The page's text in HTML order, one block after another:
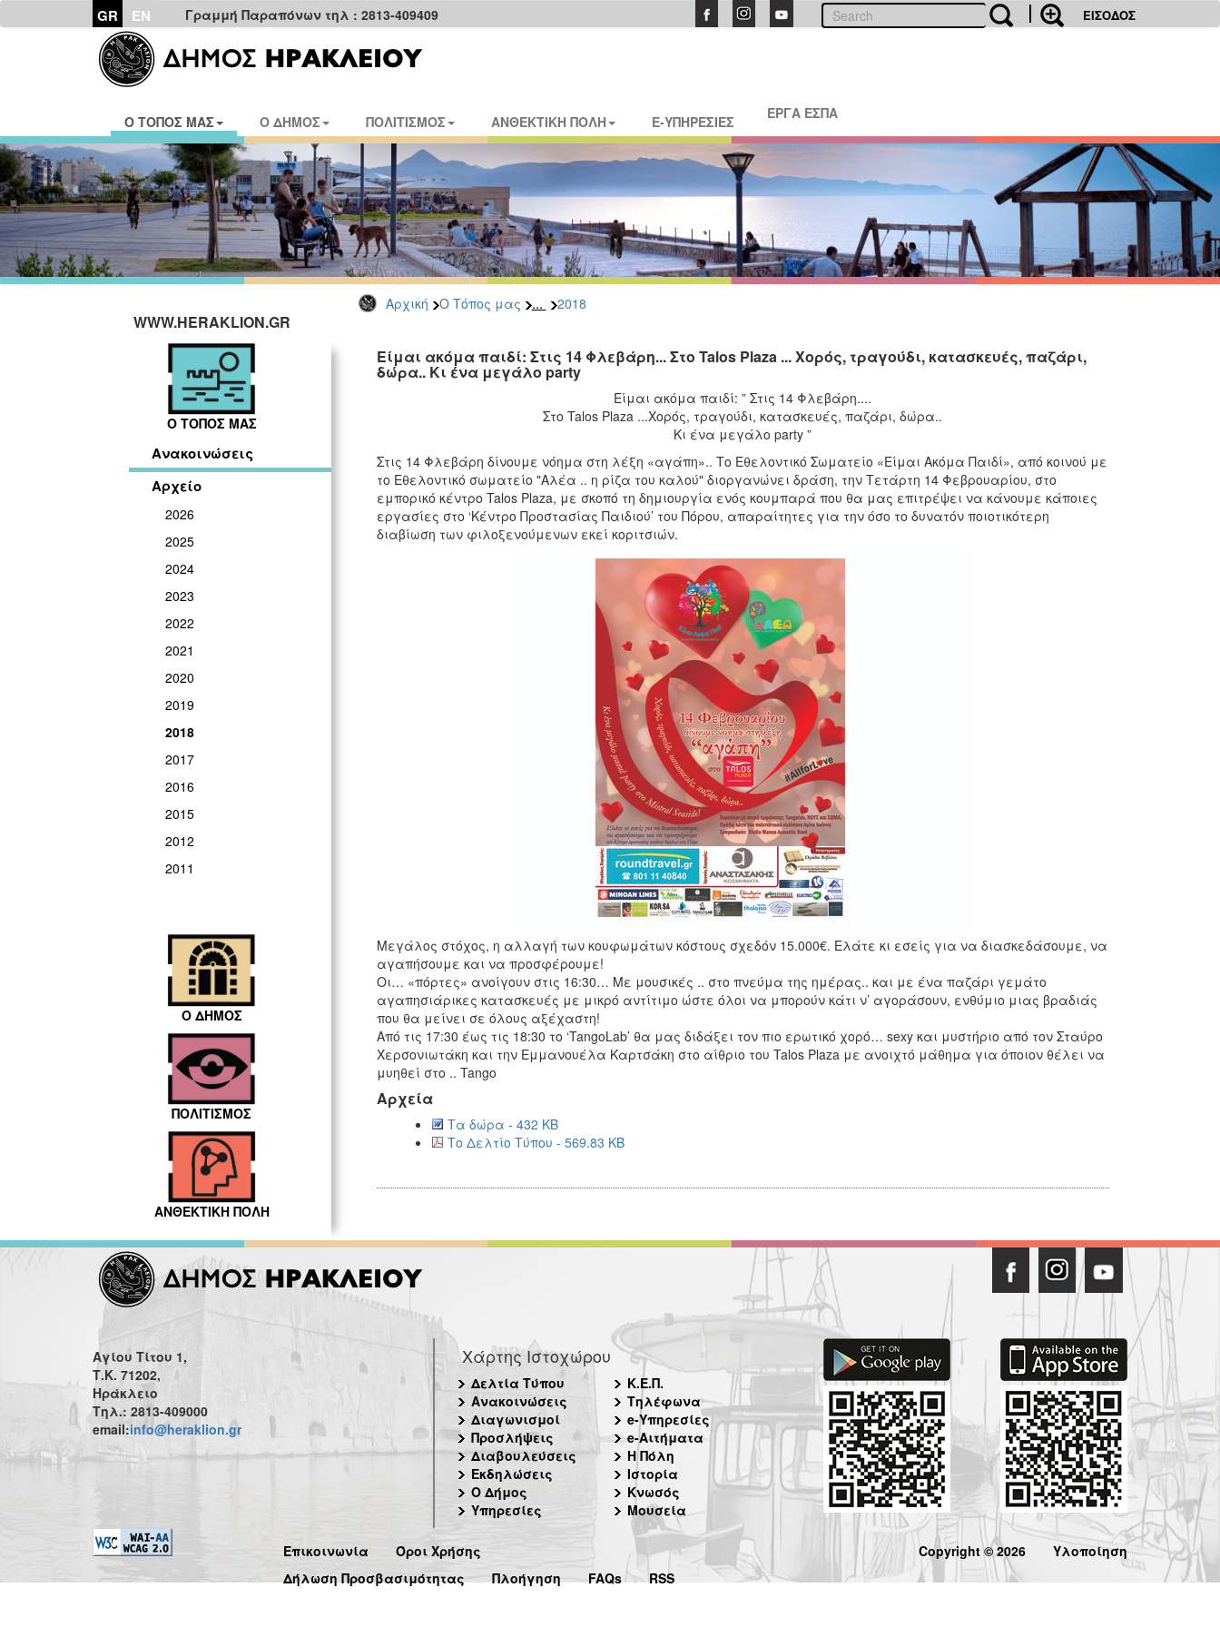
GR EN Γραμμή Παραπόνων τηλ : 2813-409409 ΕΙΣΟΔΟΣ
Ο ΤΟΠΟΣ ΜΑΣ Ο ΔΗΜΟΣ ΠΟΛΙΤΙΣΜΟΣ ΑΝΘΕΚΤΙΚΗ ΠΟΛΗ E-ΥΠΗΡΕΣΙΕΣ ΕΡΓΑ ΕΣΠΑ
Αρχική Ο Τόπος μας ... 2018
WWW.HERAKLION.GR
Ο ΤΟΠΟΣ ΜΑΣ
Ανακοινώσεις
Αρχείο
2026
2025
2024
2023
2022
2021
2020
2019
2018
2017
2016
2015
2012
2011
Ο ΔΗΜΟΣ
ΠΟΛΙΤΙΣΜΟΣ
ΑΝΘΕΚΤΙΚΗ ΠΟΛΗ
Είμαι ακόμα παιδί: Στις 14 Φλεβάρη... Στο Talos Plaza ... Χορός, τραγούδι, κατασκευές, παζάρι,
δώρα.. Κι ένα μεγάλο party
Είμαι ακόμα παιδί: ” Στις 14 Φλεβάρη....
Στο Talos Plaza ...Χορός, τραγούδι, κατασκευές, παζάρι, δώρα..
Κι ένα μεγάλο party ”
Στις 14 Φλεβάρη δίνουμε νόημα στη λέξη «αγάπη».. Το Εθελοντικό Σωματείο «Είμαι Ακόμα Παιδί», από κοινού με
το Εθελοντικό σωματείο "Αλέα .. η ρίζα του καλού" διοργανώνει δράση, την Τετάρτη 14 Φεβρουαρίου, στο
εμπορικό κέντρο Talos Plaza, με σκοπό τη δημιουργία ενός κουμπαρά που θα μας επιτρέψει να κάνουμε κάποιες
εργασίες στο ‘Κέντρο Προστασίας Παιδιού’ του Πόρου, απαραίτητες για την όσο το δυνατόν ποιοτικότερη
διαβίωση των φιλοξενούμενων εκεί κοριτσιών.
Μεγάλος στόχος, η αλλαγή των κουφωμάτων κόστους σχεδόν 15.000€. Ελάτε κι εσείς για να διασκεδάσουμε, να
αγαπήσουμε και να προσφέρουμε!
Οι… «πόρτες» ανοίγουν στις 16:30… Με μουσικές .. στο πνεύμα της ημέρας.. και με ένα παζάρι γεμάτο
αγαπησιάρικες κατασκευές με μικρό αντίτιμο ώστε όλοι να μπορούν κάτι ν’ αγοράσουν, ενθύμιο μιας βραδιάς
που θα μείνει σε όλους αξέχαστη!
Από τις 17:30 έως τις 18:30 το ‘TangoLab’ θα μας διδάξει τον πιο ερωτικό χορό… sexy και μυστήριο από τον Σταύρο
Χερσονιωτάκη και την Εμμανουέλα Καρτσάκη στο αίθριο του Talos Plaza με ανοιχτό μάθημα για όποιον θέλει να
μυηθεί στο .. Tango
Αρχεία
Τα δώρα - 432 KB
Το Δελτίο Τύπου - 569.83 KB
Αγίου Τίτου 1,
Τ.Κ. 71202,
Ηράκλειο
Τηλ.: 2813-409000
email:info@heraklion.gr
Χάρτης Ιστοχώρου
Δελτία Τύπου
Ανακοινώσεις
Διαγωνισμοί
Προσλήψεις
Διαβουλεύσεις
Εκδηλώσεις
Ο Δήμος
Υπηρεσίες
Κ.Ε.Π.
Τηλέφωνα
e-Υπηρεσίες
e-Αιτήματα
Η Πόλη
Ιστορία
Κνωσός
Μουσεία
Επικοινωνία
Όροι Χρήσης
Δήλωση Προσβασιμότητας
Πλοήγηση FAQs RSS
Copyright © 2026 Υλοποίηση